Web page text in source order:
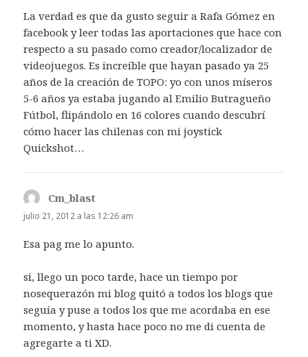
La verdad es que da gusto seguir a Rafa Gómez en
facebook y leer todas las aportaciones que hace con
respecto a su pasado como creador/localizador de
videojuegos. Es increíble que hayan pasado ya 25
años de la creación de TOPO: yo con unos míseros
5-6 años ya estaba jugando al Emilio Butragueño
Fútbol, flipándolo en 16 colores cuando descubrí
cómo hacer las chilenas con mi joystick
Quickshot…
Cm_blast
julio 21, 2012 a las 12:26 am
Esa pag me lo apunto.
si, llego un poco tarde, hace un tiempo por
nosequerazón mi blog quitó a todos los blogs que
seguía y puse a todos los que me acordaba en ese
momento, y hasta hace poco no me di cuenta de
agregarte a ti XD.